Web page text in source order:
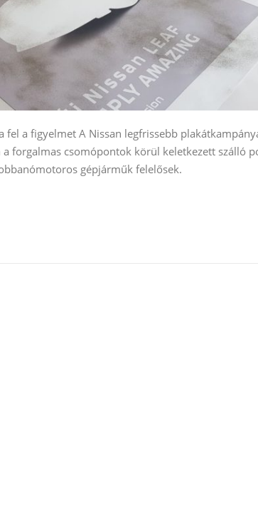
fel a figyelmet A Nissan legfrissebb
forgalmas csomópontok körül keletkezett szálló
gépjárműk felelősek.